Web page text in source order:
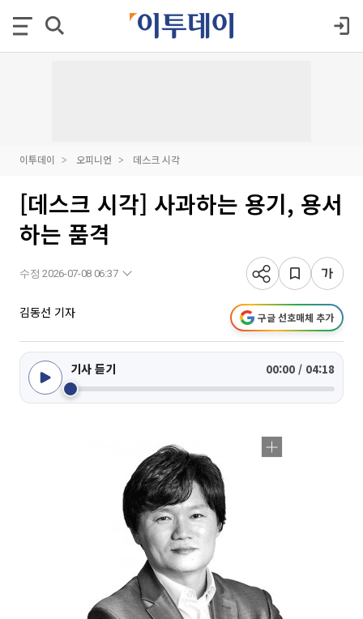
이투데이 오피니언 데스크 시각
[데스크 시각] 사과하는 용기, 용서
하는 품격
수정 2026-07-08 06:37
김동선 기자 구글 선호매체 추가
기사 듣기 00:00 / 04:18